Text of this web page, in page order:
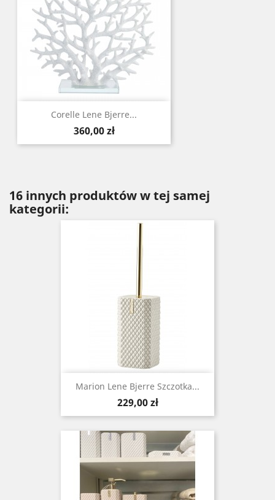
Corelle Lene Bjerre...
Cena
360,00 zł
16 innych produktów w tej samej
kategorii:
Marion Lene Bjerre Szczotka...
Cena
229,00 zł